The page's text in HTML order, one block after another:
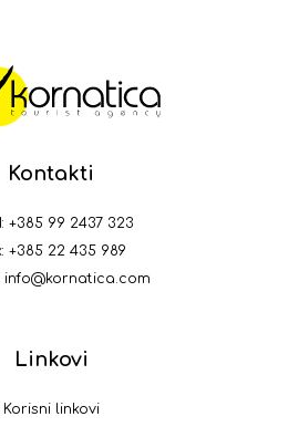
Kontakti
+385 99 2437 323
+385 22 435 989
info@kornatica.com
Linkovi
Korisni linkovi